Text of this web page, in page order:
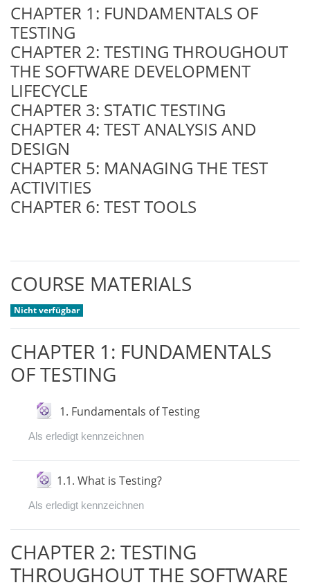
CHAPTER 1: FUNDAMENTALS OF
TESTING
CHAPTER 2: TESTING THROUGHOUT
THE SOFTWARE DEVELOPMENT
LIFECYCLE
CHAPTER 3: STATIC TESTING
CHAPTER 4: TEST ANALYSIS AND
DESIGN
CHAPTER 5: MANAGING THE TEST
ACTIVITIES
CHAPTER 6: TEST TOOLS
COURSE MATERIALS
Nicht verfügbar
CHAPTER 1: FUNDAMENTALS
OF TESTING
1. Fundamentals of TestingDatei
Als erledigt kennzeichnen
1.1. What is Testing?Datei
Als erledigt kennzeichnen
CHAPTER 2: TESTING
THROUGHOUT THE SOFTWARE